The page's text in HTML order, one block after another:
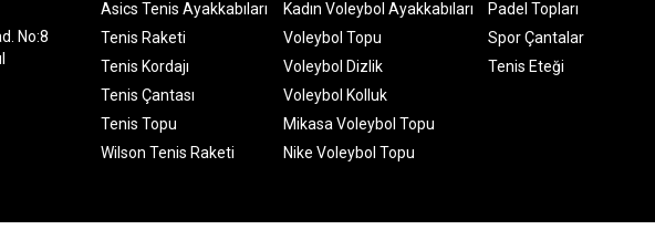
No:8
Asics Tenis Ayakkabıları
Tenis Raketi
Tenis Kordajı
Tenis Çantası
Tenis Topu
Wilson Tenis Raketi
Kadın Voleybol Ayakkabıları
Voleybol Topu
Voleybol Dizlik
Voleybol Kolluk
Mikasa Voleybol Topu
Nike Voleybol Topu
Padel Topları
Spor Çantalar
Tenis Eteği